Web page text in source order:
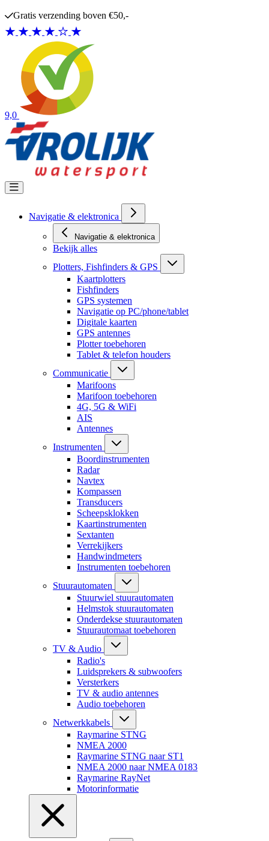
Gratis verzending boven €50,-
9,0
Navigatie & elektronica
Navigatie & elektronica
Bekijk alles
Plotters, Fishfinders & GPS
Kaartplotters
Fishfinders
GPS systemen
Navigatie op PC/phone/tablet
Digitale kaarten
GPS antennes
Plotter toebehoren
Tablet & telefon houders
Communicatie
Marifoons
Marifoon toebehoren
4G, 5G & WiFi
AIS
Antennes
Instrumenten
Boordinstrumenten
Radar
Navtex
Kompassen
Transducers
Scheepsklokken
Kaartinstrumenten
Sextanten
Verrekijkers
Handwindmeters
Instrumenten toebehoren
Stuurautomaten
Stuurwiel stuurautomaten
Helmstok stuurautomaten
Onderdekse stuurautomaten
Stuurautomaat toebehoren
TV & Audio
Radio's
Luidsprekers & subwoofers
Versterkers
TV & audio antennes
Audio toebehoren
Netwerkkabels
Raymarine STNG
NMEA 2000
Raymarine STNG naar ST1
NMEA 2000 naar NMEA 0183
Raymarine RayNet
Motorinformatie